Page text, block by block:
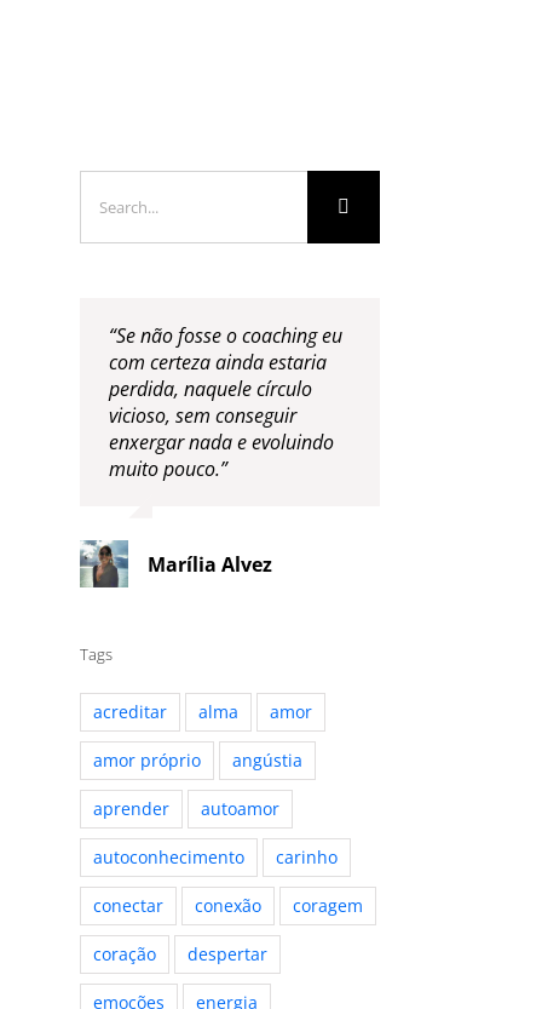
for:
“Se não fosse o coaching eu
com certeza ainda estaria
perdida, naquele círculo
vicioso, sem conseguir
enxergar nada e evoluindo
muito pouco.”
Marília Alvez
Tags
acreditar alma amor
amor próprio angústia
aprender autoamor
autoconhecimento carinho
conectar conexão coragem
coração despertar
emoções energia